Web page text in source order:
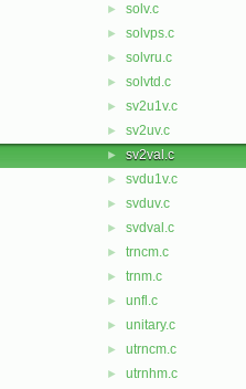
► solv.c
► solvps.c
► solvru.c
► solvtd.c
► sv2u1v.c
► sv2uv.c
► sv2val.c
► svdu1v.c
► svduv.c
► svdval.c
► trncm.c
► trnm.c
► unfl.c
► unitary.c
► utrncm.c
► utrnhm.c